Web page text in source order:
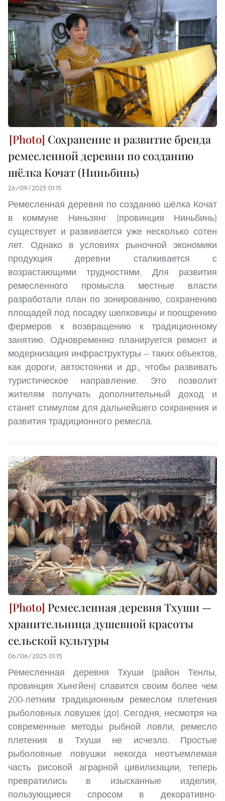
Сохранение и развитие бренда
ремесленной деревни по созданию
шёлка Кочат (Ниньбинь)
26/09/2025 01:15
Ремесленная деревня по созданию шёлка Кочат
в коммуне Ниньзянг (провинция Ниньбинь)
существует и развивается уже несколько сотен
лет. Однако в условиях рыночной экономики
продукция деревни сталкивается с
возрастающими трудностями. Для развития
ремесленного промысла местные власти
разработали план по зонированию, сохранению
площадей под посадку шелковицы и поощрению
фермеров к возвращению к традиционному
занятию. Одновременно планируется ремонт и
модернизация инфраструктуры — таких объектов,
как дороги, автостоянки и др., чтобы развивать
туристическое направление. Это позволит
жителям получать дополнительный доход и
станет стимулом для дальнейшего сохранения и
развития традиционного ремесла.
Ремесленная деревня Тхуши —
хранительница душевной красоты
сельской культуры
06/06/2025 01:15
Ремесленная деревня Тхуши (район Тенлы,
провинция Хынгйен) славится своим более чем
200-летним традиционным ремеслом плетения
рыболовных ловушек (до). Сегодня, несмотря на
современные методы рыбной ловли, ремесло
плетения в Тхуши не исчезло. Простые
рыболовные ловушки некогда неотъемлемая
часть рисовой аграрной цивилизации, теперь
превратились в изысканные изделия,
пользующиеся спросом в декоративно-